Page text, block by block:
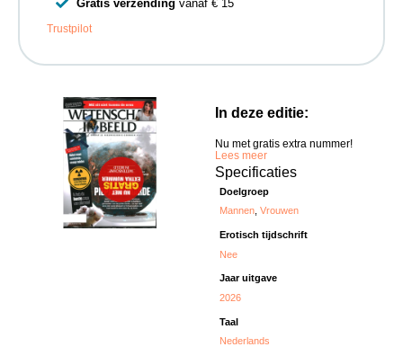
In deze editie:
Nu met gratis extra nummer!
Lees meer
Specificaties
Doelgroep
Mannen,Vrouwen
Erotisch tijdschrift
Nee
Jaar uitgave
2026
Taal
Nederlands
Gratis verzending vanaf € 15
Trustpilot